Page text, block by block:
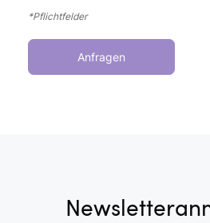
*Pflichtfelder
Anfragen